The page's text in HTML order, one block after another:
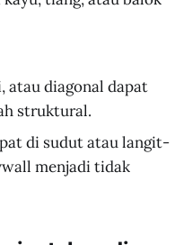
atau diagonal dapat
struktural.
di sudut atau langit-
menjadi tidak